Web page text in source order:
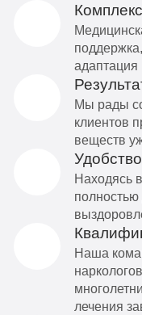
адаптация
Мы рады
клиентов
веществ
Находясь
полностью
Наша
лечения